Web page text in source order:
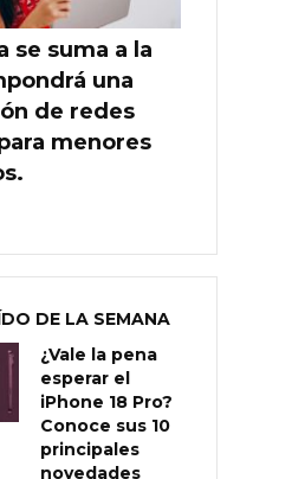
se suma a la
una
de redes
menores
DE LA SEMANA
¿Vale la pena
esperar el
iPhone 18 Pro?
Conoce sus 10
principales
novedades